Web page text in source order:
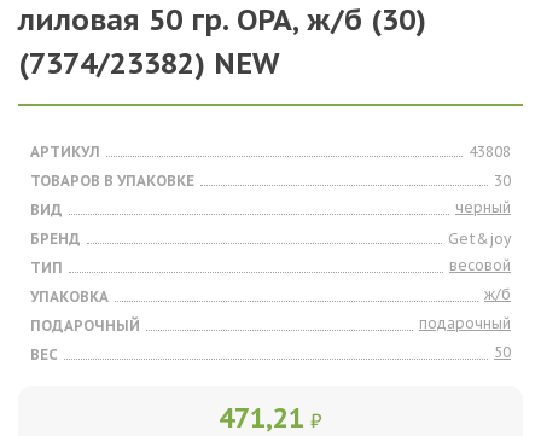
лиловая 50 гр. ОРА, ж/б (30)
(7374/23382) NEW
АРТИКУЛ
43808
ТОВАРОВ В УПАКОВКЕ
30
ВИД
черный
БРЕНД
Get&joy
ТИП
весовой
УПАКОВКА
ж/б
ПОДАРОЧНЫЙ
подарочный
ВЕС
50
471,21 ₽